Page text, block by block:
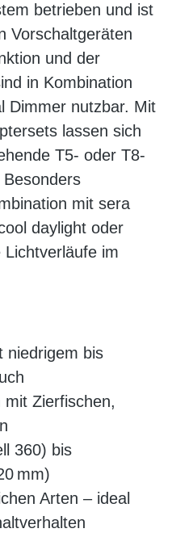
betrieben und ist
Vorschaltgeräten
und der
in Kombination
Dimmer nutzbar. Mit
lassen sich
T5- oder T8-
mit sera
daylight oder
im
niedrigem bis
Zierfischen,
360) bis
mm)
Arten – ideal